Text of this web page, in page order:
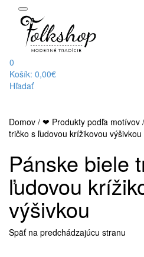
0
Košík: 0,00€
Hľadať
Domov / ❤ Produkty podľa motívov /
tričko s ľudovou krížikovou výšivkou
Pánske biele
ľudovou
výšivkou
Späť na predchádzajúcu stranu